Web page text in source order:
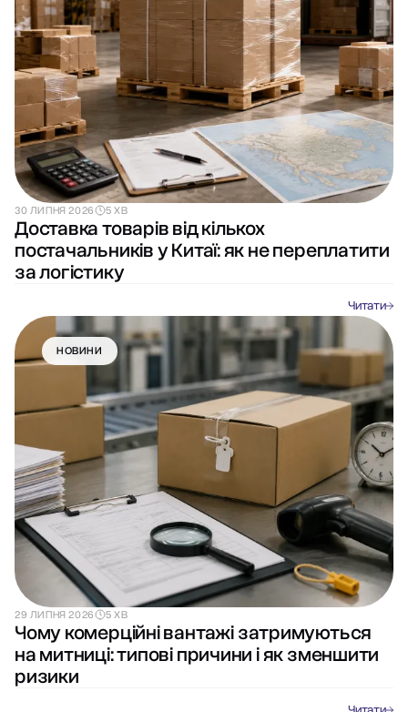
30 ЛИПНЯ 2026 5 ХВ
Доставка товарів від кількох
постачальників у Китаї: як не переплатити
за логістику
Читати
НОВИНИ
29 ЛИПНЯ 2026 5 ХВ
Чому комерційні вантажі затримуються
на митниці: типові причини і як зменшити
ризики